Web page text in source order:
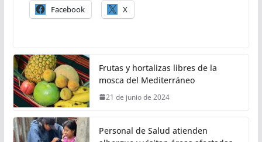
Facebook X
Frutas y hortalizas libres de la
mosca del Mediterráneo
21 de junio de 2024
Personal de Salud atienden